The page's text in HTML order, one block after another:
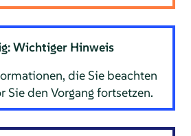
Wichtiger Hinweis
die Sie beachten
Sie den Vorgang fortsetzen.